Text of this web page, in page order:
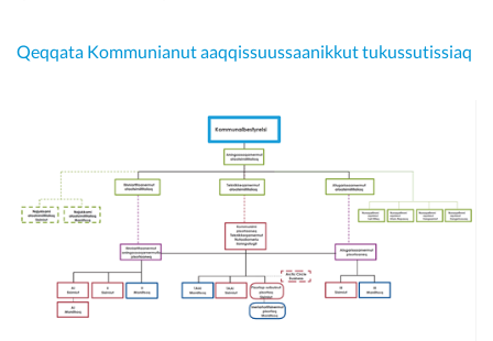
Qeqqata Kommunianut aaqqissuussaanikkut tukussutissiaq